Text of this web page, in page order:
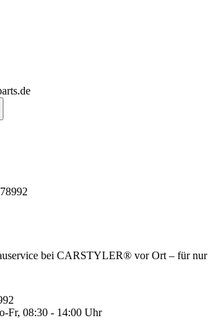
bei CARSTYLER® vor Ort – für nur
Fr, 08:30 - 14:00 Uhr